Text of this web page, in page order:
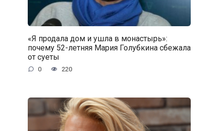
«Я продала дом и ушла в монастырь»:
почему 52-летняя Мария Голубкина сбежала
от суеты
0 220